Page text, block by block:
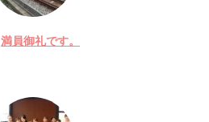
満員御礼です。